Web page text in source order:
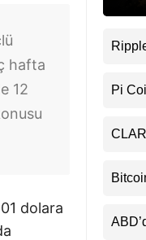
hafta
12
dolara
Uyarı
Pi